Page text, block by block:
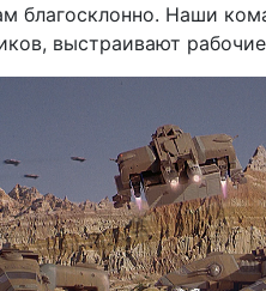
благосклонно. Наши
выстраивают